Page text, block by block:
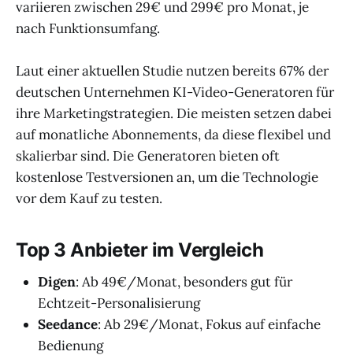
variieren zwischen 29€ und 299€ pro Monat, je
nach Funktionsumfang.
Laut einer aktuellen Studie nutzen bereits 67% der
deutschen Unternehmen KI-Video-Generatoren für
ihre Marketingstrategien. Die meisten setzen dabei
auf monatliche Abonnements, da diese flexibel und
skalierbar sind. Die Generatoren bieten oft
kostenlose Testversionen an, um die Technologie
vor dem Kauf zu testen.
Top 3 Anbieter im Vergleich
Digen: Ab 49€/Monat, besonders gut für
Echtzeit-Personalisierung
Seedance: Ab 29€/Monat, Fokus auf einfache
Bedienung